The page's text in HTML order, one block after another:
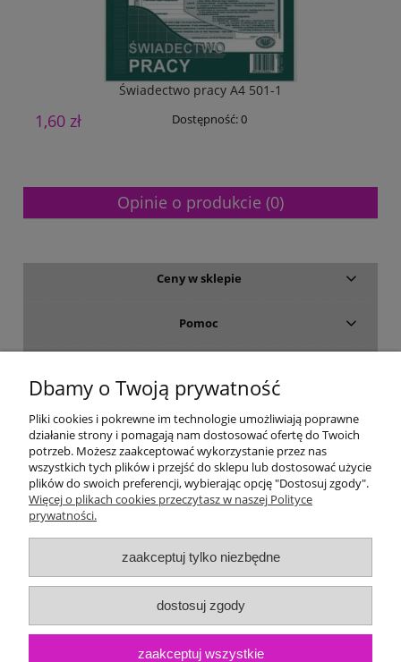
Świadectwo pracy A4 501-1
1,60 zł Dostępność:0
Opinie o produkcie (0)
Ceny w sklepie
Pomoc
Moje konto
Gwarancja i zwroty
O firmie
Dbamy o Twoją prywatność
Pliki cookies i pokrewne im technologie umożliwiają poprawne
działanie strony i pomagają nam dostosować ofertę do Twoich
potrzeb. Możesz zaakceptować wykorzystanie przez nas
wszystkich tych plików i przejść do sklepu lub dostosować użycie
plików do swoich preferencji, wybierając opcję "Dostosuj zgody".
Więcej o plikach cookies przeczytasz w naszej Polityce
prywatności.
zaakceptuj tylko niezbędne
dostosuj zgody
zaakceptuj wszystkie